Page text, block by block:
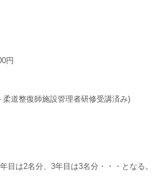
円
道整復師施設管理者研修受講済み)
は2名分、3年目は3名分・・・となる。